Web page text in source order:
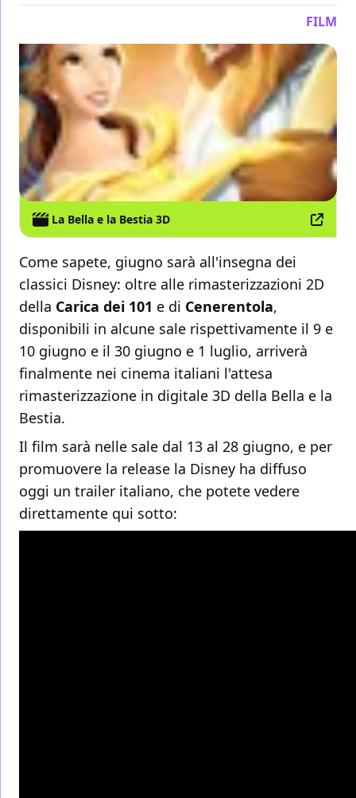
FILM
La Bella e la Bestia 3D
Come sapete, giugno sarà all'insegna dei
classici Disney: oltre alle rimasterizzazioni 2D
della Carica dei 101 e di Cenerentola,
disponibili in alcune sale rispettivamente il 9 e
10 giugno e il 30 giugno e 1 luglio, arriverà
finalmente nei cinema italiani l'attesa
rimasterizzazione in digitale 3D della Bella e la
Bestia.
Il film sarà nelle sale dal 13 al 28 giugno, e per
promuovere la release la Disney ha diffuso
oggi un trailer italiano, che potete vedere
direttamente qui sotto: